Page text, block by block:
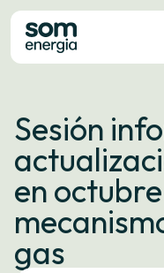
Tarifas
Servizos
Empresas
La
Contacto
Trámites
Sesión
en
gas